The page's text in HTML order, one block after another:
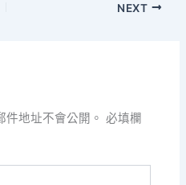
NEXT
地址不會公開。 必填欄